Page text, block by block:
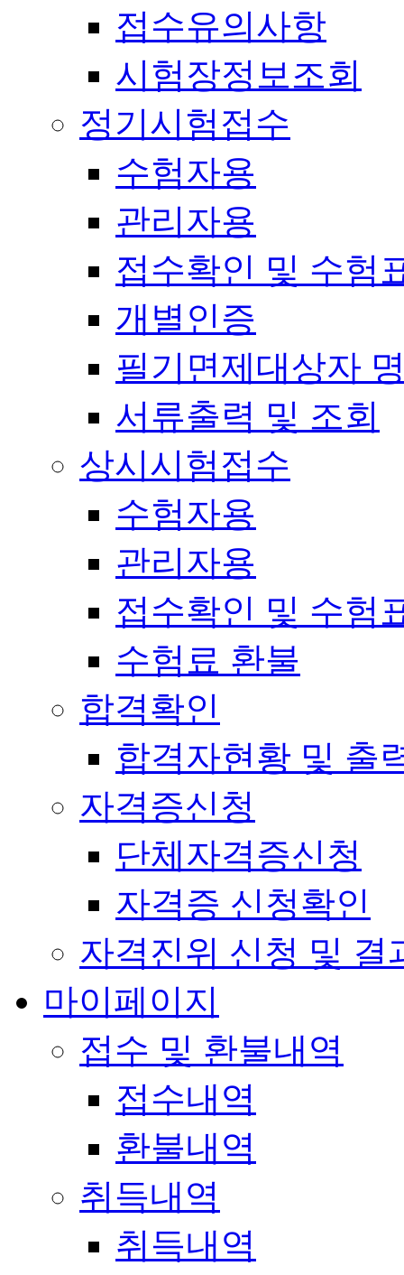
접수유의사항
시험장정보조회
정기시험접수
수험자용
관리자용
접수확인 및 수험
개별인증
필기면제대상자
서류출력 및 조회
상시시험접수
수험자용
관리자용
접수확인 및 수험
수험료 환불
합격확인
합격자현황 및 출
자격증신청
단체자격증신청
자격증 신청확인
자격진위 신청 및 결
마이페이지
접수 및 환불내역
접수내역
환불내역
취득내역
취득내역